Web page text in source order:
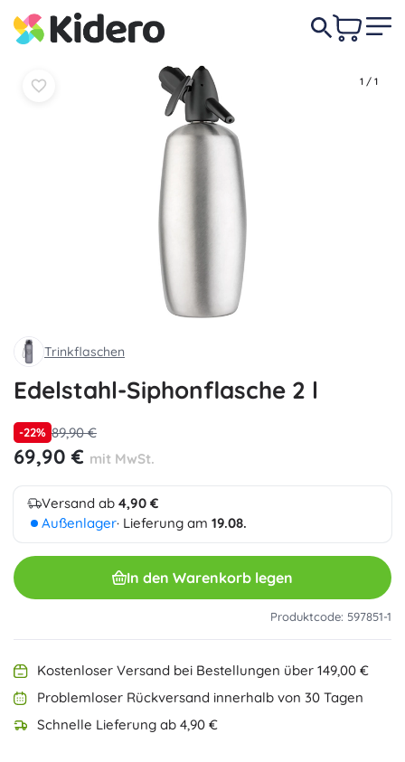
1 / 1
Trinkflaschen
Edelstahl-Siphonflasche 2 l
-22% 89,90 €
69,90 € mit MwSt.
Versand ab 4,90 €
Außenlager· Lieferung am 19.08.
In den Warenkorb legen
Produktcode: 597851-1
Kostenloser Versand bei Bestellungen über 149,00 €
Problemloser Rückversand innerhalb von 30 Tagen
Schnelle Lieferung ab 4,90 €
-22% 89,90 €
In den